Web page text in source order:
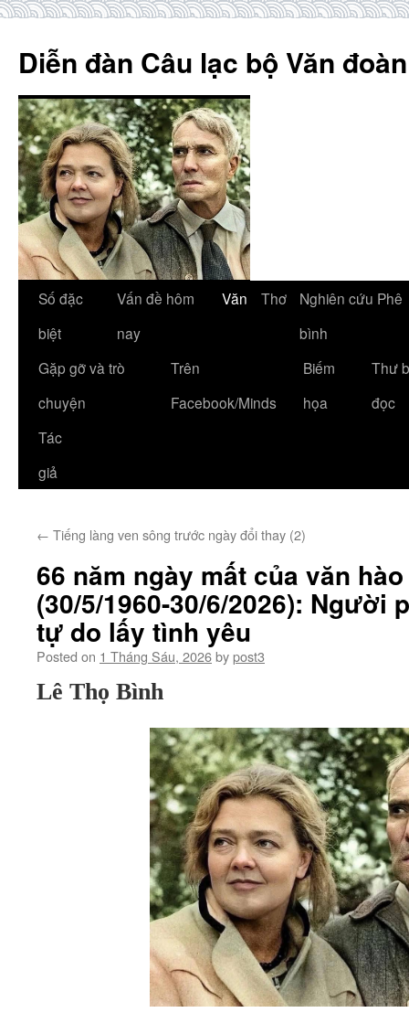
content
Diễn đàn Câu lạc bộ Văn
Số đặc
biệt
Vấn đề hôm
nay
Văn Thơ
Nghiên cứu Phê
bình
Gặp gỡ và trò
chuyện
Trên
Facebook/Minds
Biếm
họa
Thư
đọc
Tác
giả
← Tiếng làng ven sông trước ngày đổi thay (2)
66 năm ngày mất của văn
(30/5/1960-30/6/2026): Người
tự do lấy tình yêu
Posted on 1 Tháng Sáu, 2026bypost3
Lê Thọ Bình